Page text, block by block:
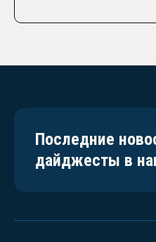
Последние
дайджесты в